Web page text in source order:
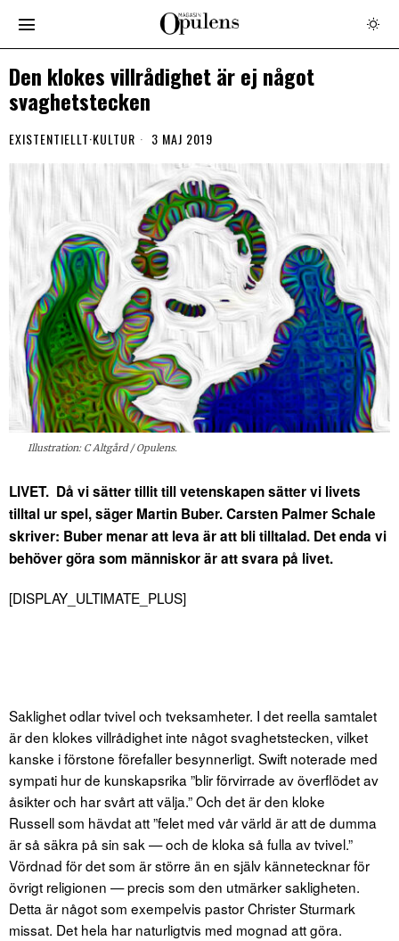
Den klokes villrådighet är ej något
svaghetstecken
EXISTENTIELLT·KULTUR 3 MAJ 2019
Illustration: C Altgård / Opulens.
LIVET. Då vi sätter tillit till vetenskapen sätter vi livets
tilltal ur spel, säger Martin Buber. Carsten Palmer Schale
skriver: Buber menar att leva är att bli tilltalad. Det enda vi
behöver göra som människor är att svara på livet.
[DISPLAY_ULTIMATE_PLUS]
Saklighet odlar tvivel och tveksamheter. I det reella samtalet
är den klokes villrådighet inte något svaghetstecken, vilket
kanske i förstone förefaller besynnerligt. Swift noterade med
sympati hur de kunskapsrika ”blir förvirrade av överflödet av
åsikter och har svårt att välja.” Och det är den kloke
Russell som hävdat att ”felet med vår värld är att de dumma
är så säkra på sin sak — och de kloka så fulla av tvivel.”
Vördnad för det som är större än en själv kännetecknar för
övrigt religionen — precis som den utmärker sakligheten.
Detta är något som exempelvis pastor Christer Sturmark
missat. Det hela har naturligtvis med mognad att göra.